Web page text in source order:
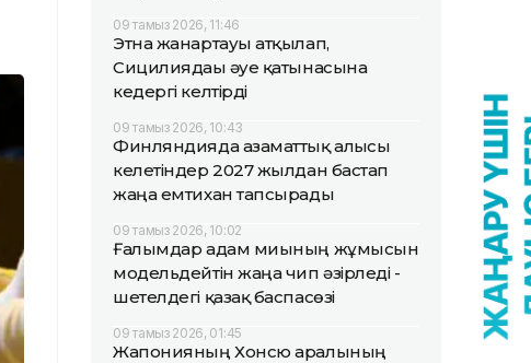
09 тамыз 2026, 11:46
Этна жанартауы атқылап,
Сицилиядағы әуе қатынасына
кедергі келтірді
09 тамыз 2026, 10:43
Финляндияда азаматтық алғысы
келетіндер 2027 жылдан бастап
жаңа емтихан тапсырады
09 тамыз 2026, 10:02
Ғалымдар адам миының жұмысын
модельдейтін жаңа чип әзірледі -
шетелдегі қазақ баспасөзі
09 тамыз 2026, 01:45
Жапонияның Хонсю аралының